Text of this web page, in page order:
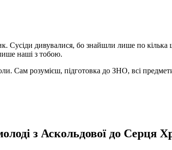
Сусіди дивувалися, бо знайшли лише по кілька
наші з тобою.
Сам розумієш, підготовка до ЗНО, всі
з Аскольдової до Серця